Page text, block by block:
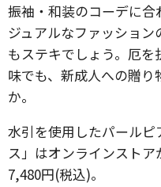
振袖・和装のコーデに
ジュアルなファッショ
もステキでしょう。厄
味でも、新成人への贈り
か。
水引を使用したパール
ス」はオンラインスト
7,480円(税込)。